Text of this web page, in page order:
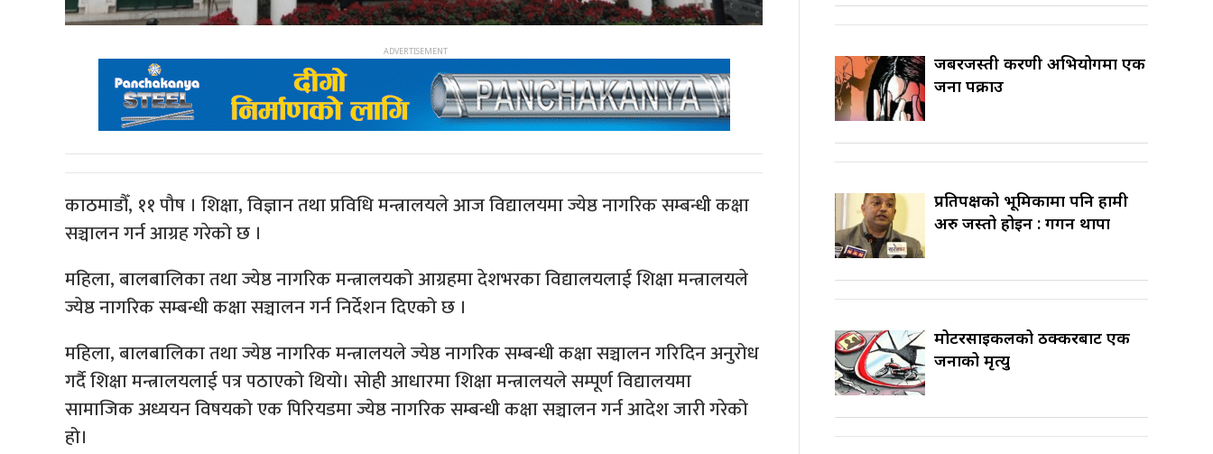
काठमाडौँ, ११ पौष । शिक्षा, विज्ञान तथा प्रविधि मन्त्रालयले आज विद्यालयमा ज्येष्ठ नागरिक सम्बन्धी कक्षा
सञ्चालन गर्न आग्रह गरेको छ ।
महिला, बालबालिका तथा ज्येष्ठ नागरिक मन्त्रालयको आग्रहमा देशभरका विद्यालयलाई शिक्षा मन्त्रालयले
ज्येष्ठ नागरिक सम्बन्धी कक्षा सञ्चालन गर्न निर्देशन दिएको छ ।
महिला, बालबालिका तथा ज्येष्ठ नागरिक मन्त्रालयले ज्येष्ठ नागरिक सम्बन्धी कक्षा सञ्चालन गरिदिन अनुरोध
गर्दै शिक्षा मन्त्रालयलाई पत्र पठाएको थियो। सोही आधारमा शिक्षा मन्त्रालयले सम्पूर्ण विद्यालयमा
सामाजिक अध्ययन विषयको एक पिरियडमा ज्येष्ठ नागरिक सम्बन्धी कक्षा सञ्चालन गर्न आदेश जारी गरेको
हो।
जबरजस्ती करणी अभियोगमा एक
जना पक्राउ
प्रतिपक्षको भूमिकामा पनि हामी
अरु जस्तो होइन : गगन थापा
मोटरसाइकलको ठक्करबाट एक
जनाको मृत्यु